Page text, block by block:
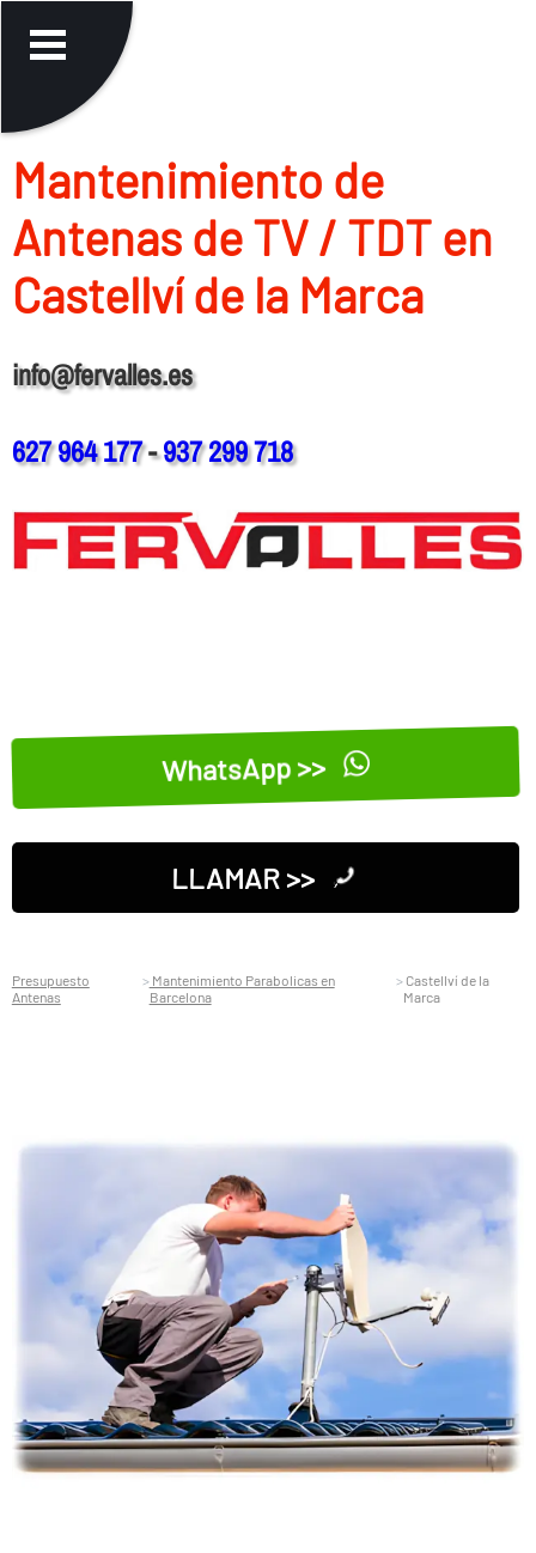
Mantenimiento de
Antenas de TV / TDT en
Castellví de la Marca
info@fervalles.es
627 964 177-937 299 718
WhatsApp >>
LLAMAR >>
Presupuesto
Antenas
Mantenimiento Parabolicas en
Barcelona
Castellví de la
Marca